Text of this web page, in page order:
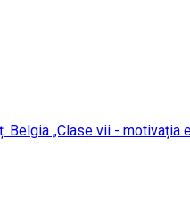
Belgia „Clase vii -